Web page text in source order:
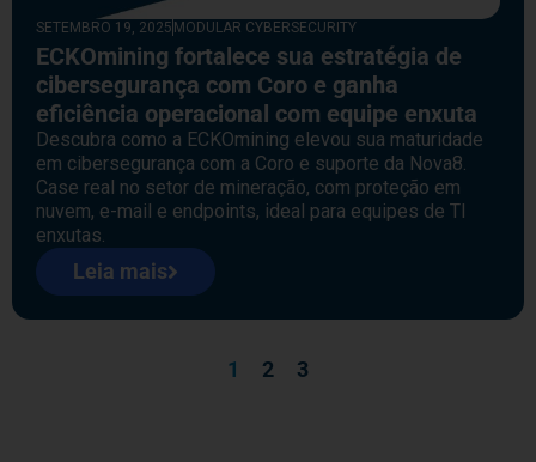
SETEMBRO 19, 2025 MODULAR CYBERSECURITY
ECKOmining fortalece sua estratégia de
cibersegurança com Coro e ganha
eficiência operacional com equipe enxuta
Descubra como a ECKOmining elevou sua maturidade
em cibersegurança com a Coro e suporte da Nova8.
Case real no setor de mineração, com proteção em
nuvem, e-mail e endpoints, ideal para equipes de TI
enxutas.
Leia mais
1 2 3